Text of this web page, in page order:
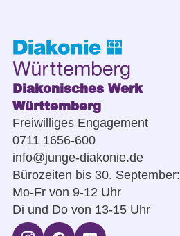
Diakonisches Werk
Württemberg
Freiwilliges Engagement
0711 1656-600
info@junge-diakonie.de
Bürozeiten bis 30. September:
Mo-Fr von 9-12 Uhr
Di und Do von 13-15 Uhr